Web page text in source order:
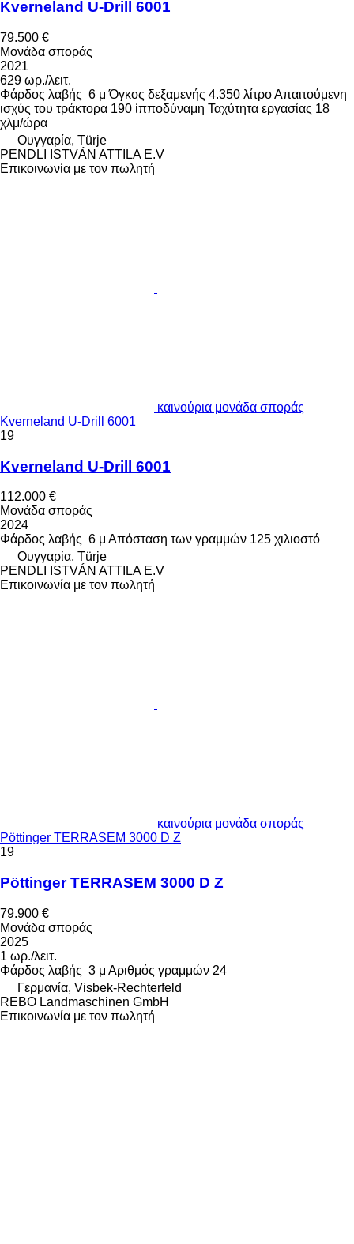
Kverneland U-Drill 6001
79.500 €
Μονάδα σποράς
2021
629 ωρ./λειτ.
Φάρδος λαβής 6 μ Όγκος δεξαμενής 4.350 λίτροΑπαιτούμενη
ισχύς του τράκτορα 190 ίπποδύναμη Ταχύτητα εργασίας 18
χλμ/ώρα
Ουγγαρία, Türje
PENDLI ISTVÁN ATTILA E.V
Επικοινωνία με τον πωλητή
καινούρια μονάδα σποράς
Kverneland U-Drill 6001
19
Kverneland U-Drill 6001
112.000 €
Μονάδα σποράς
2024
Φάρδος λαβής 6 μ Απόσταση των γραμμών 125 χιλιοστό
Ουγγαρία, Türje
PENDLI ISTVÁN ATTILA E.V
Επικοινωνία με τον πωλητή
καινούρια μονάδα σποράς
Pöttinger TERRASEM 3000 D Z
19
Pöttinger TERRASEM 3000 D Z
79.900 €
Μονάδα σποράς
2025
1 ωρ./λειτ.
Φάρδος λαβής 3 μ Αριθμός γραμμών 24
Γερμανία, Visbek-Rechterfeld
REBO Landmaschinen GmbH
Επικοινωνία με τον πωλητή